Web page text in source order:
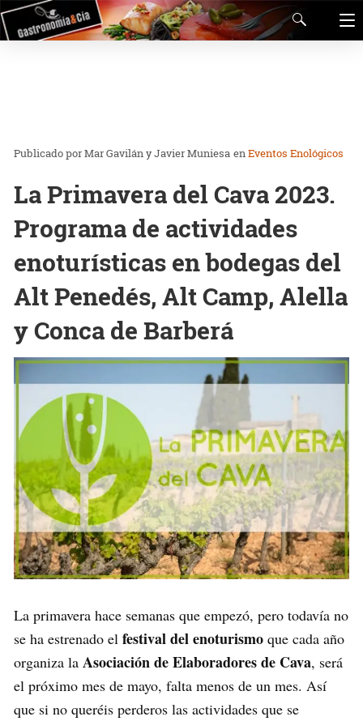
Mar Gavilán y Javier Muniesa enEventos Enológicos
La Primavera del Cava 2023.
Programa de actividades
enoturísticas en bodegas del
Alt Penedés, Alt Camp, Alella
y Conca de Barberá
La primavera hace semanas que empezó, pero todavía no
se ha estrenado el festival del enoturismo que cada año
organiza la Asociación de Elaboradores de Cava, será
el próximo mes de mayo, falta menos de un mes. Así
que si no queréis perderos las actividades que se